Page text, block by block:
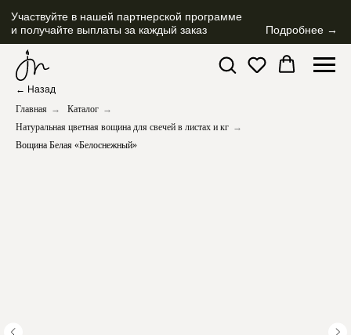
Участвуйте в нашей партнерской программе
и получайте выплаты за каждый заказ Подробнее →
← Назад
Главная → Каталог →
Натуральная цветная вощина для свечей в листах и кг →
Вощина Белая «Белоснежный»